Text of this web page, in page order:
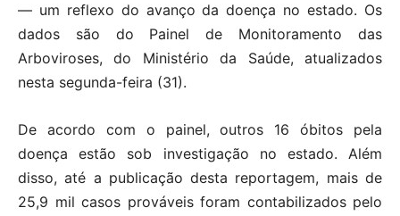
— um reflexo do avanço da doença no estado. Os
dados são do Painel de Monitoramento das
Arboviroses, do Ministério da Saúde, atualizados
nesta segunda-feira (31).
De acordo com o painel, outros 16 óbitos pela
doença estão sob investigação no estado. Além
disso, até a publicação desta reportagem, mais de
25,9 mil casos prováveis foram contabilizados pelo